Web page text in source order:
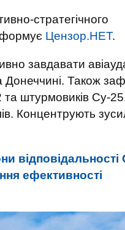
стратегічного
Цензор.НЕТ.
завдавати
Донеччині. Також
та штурмовиків Су-
Концентрують
ефективності